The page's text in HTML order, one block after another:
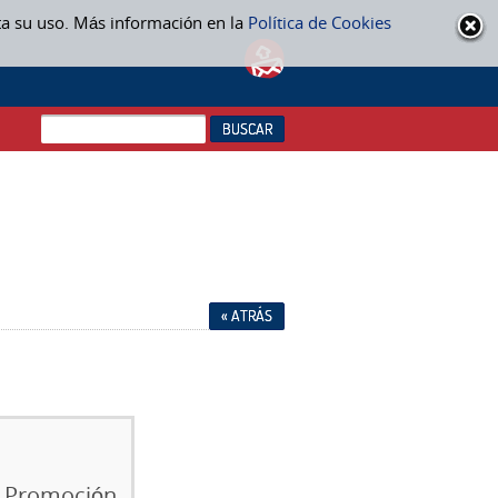
su uso. Más información en la Política de Cookies
« ATRÁS